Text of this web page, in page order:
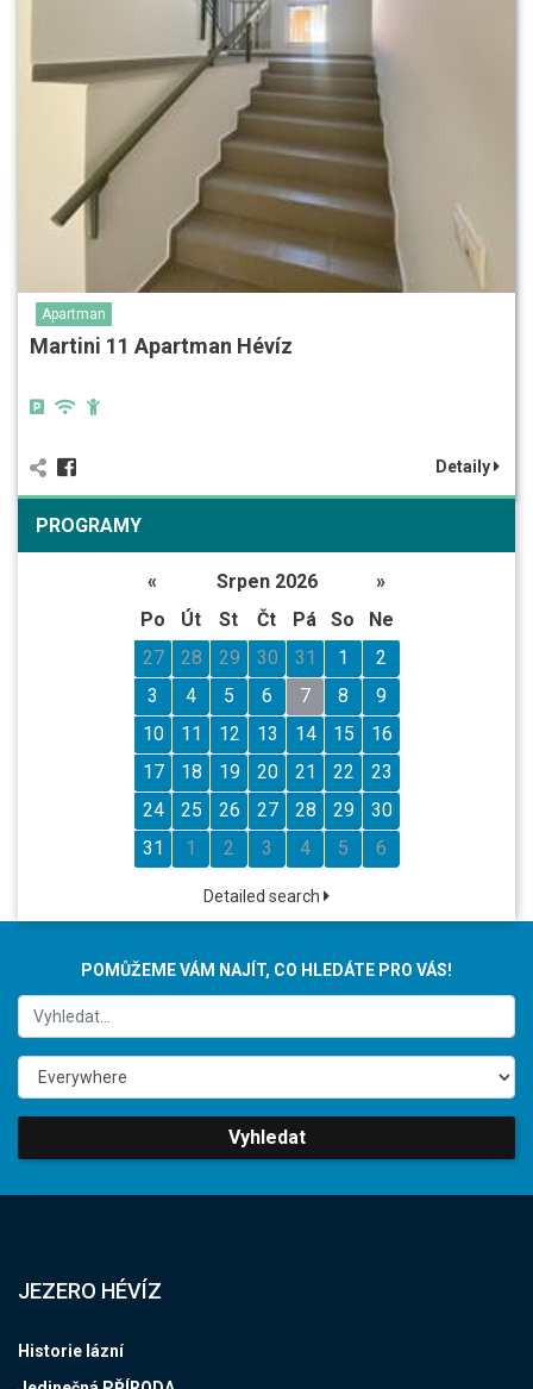
Apartman
Martini 11 Apartman Hévíz
Detaily
PROGRAMY
« Srpen 2026
»
Po
Út St Čt Pá So
Ne
27
28 29 30 31 1
2
3
4 5 6 7 8
9
10
11 12 13 14 15
16
17
18 19 20 21 22
23
24
25 26 27 28 29
30
31
1 2 3 4 5 6
Detailed search
POMŮŽEME VÁM NAJÍT, CO HLEDÁTE PRO VÁS!
Vyhledat
JEZERO HÉVÍZ
Historie lázní